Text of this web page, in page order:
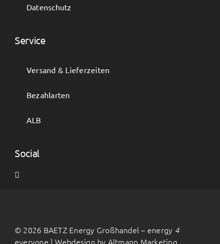
Datenschutz
Service
Versand & Lieferzeiten
Bezahlarten
ALB
Social
© 2026 BAETZ Energy Großhandel – energy 4
everyone | Webdesign by Altmann Marketing